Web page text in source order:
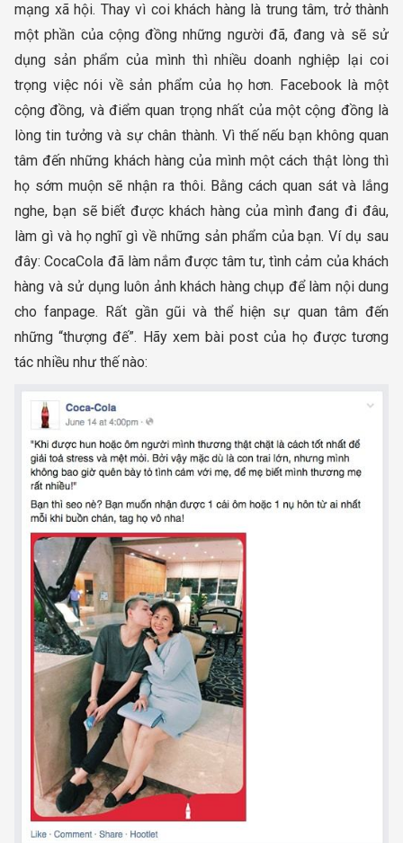
mạng xã hội. Thay vì coi khách hàng là trung tâm, trở thành
một phần của cộng đồng những người đã, đang và sẽ sử
dụng sản phẩm của mình thì nhiều doanh nghiệp lại coi
trọng việc nói về sản phẩm của họ hơn. Facebook là một
cộng đồng, và điểm quan trọng nhất của một cộng đồng là
lòng tin tưởng và sự chân thành. Vì thế nếu bạn không quan
tâm đến những khách hàng của mình một cách thật lòng thì
họ sớm muộn sẽ nhận ra thôi. Bằng cách quan sát và lắng
nghe, bạn sẽ biết được khách hàng của mình đang đi đâu,
làm gì và họ nghĩ gì về những sản phẩm của bạn. Ví dụ sau
đây: CocaCola đã làm nắm được tâm tư, tình cảm của khách
hàng và sử dụng luôn ảnh khách hàng chụp để làm nội dung
cho fanpage. Rất gần gũi và thể hiện sự quan tâm đến
những “thượng đế”. Hãy xem bài post của họ được tương
tác nhiều như thế nào: